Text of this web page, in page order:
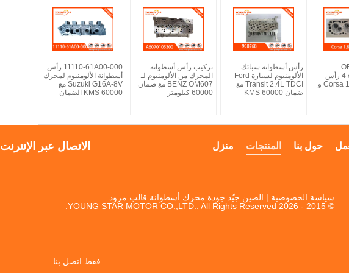
11110-61A00-000 رأس
أسطوانة الألومنيوم لمحرك
Suzuki G16A-8V مع
60000 KMS الضمان
تركيب رأس أسطوانة
المحرك من الألومنيوم لـ
BENZ OM607 مع ضمان
60000 كيلومتر
رأس أسطوانة سبائك
الألومنيوم لسيارة Ford
Transit 2.4L TDCI مع
ضمان 60000 KMS
الألومنيوم البناء 4 رأس
الأسطوانة لـ Corsa 1.8 و
الاتصال عبر الإنترنت حول بنا المنتجات منزل
سياسة الخصوصية | الصين جيّد جودة محرك أسطوانة قالب مزود.
© 2015 - 2026 YOUNG STAR MOTOR CO.,LTD.. All Rights Reserved.
فقط اتصل بنا